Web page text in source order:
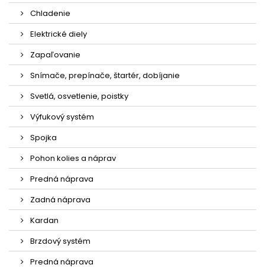
Chladenie
Elektrické diely
Zapaľovanie
Snímače, prepínače, štartér, dobíjanie
Svetlá, osvetlenie, poistky
Výfukový systém
Spojka
Pohon kolies a náprav
Predná náprava
Zadná náprava
Kardan
Brzdový systém
Predná náprava